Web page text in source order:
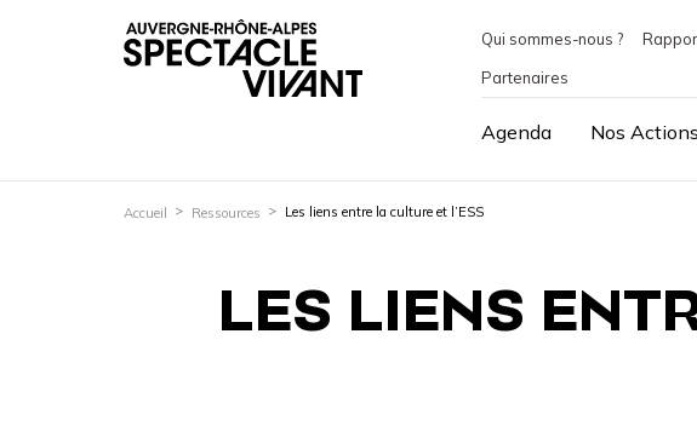
Qui sommes-nous ?
Partenaires
Agenda Nos Actions
Accueil Ressources Les liens entre la culture et l’ESS
LES LIENS